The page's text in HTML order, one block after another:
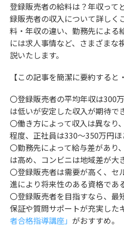
登録販売者の給料は？年収って
録販売者の収入について詳しく
料・年収の違い、勤務先による
には求人事情など、さまざまな
説いたします。
【この記事を簡潔に要約すると
〇登録販売者の平均年収は300
は低いが安定した収入が期待で
〇働き方によって収入は異なり
程度、正社員は330～350万円ほ
〇勤務先によって給与差があり
は高め、コンビニは地域差が大
〇登録販売者は需要が高く、セ
進により将来性のある資格であ
〇登録販売者を目指すなら、最
保証や質問サポートが充実した
者合格指導講座」 がおすすめ。